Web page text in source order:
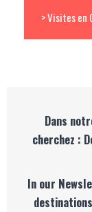
> Visites en
Dans
cherchez :
In our